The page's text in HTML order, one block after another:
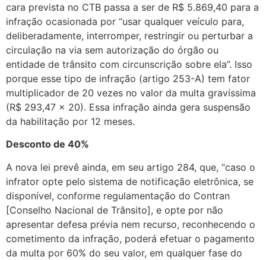
cara prevista no CTB passa a ser de R$ 5.869,40 para a
infração ocasionada por “usar qualquer veículo para,
deliberadamente, interromper, restringir ou perturbar a
circulação na via sem autorização do órgão ou
entidade de trânsito com circunscrição sobre ela”. Isso
porque esse tipo de infração (artigo 253-A) tem fator
multiplicador de 20 vezes no valor da multa gravíssima
(R$ 293,47 x 20). Essa infração ainda gera suspensão
da habilitação por 12 meses.
Desconto de 40%
A nova lei prevê ainda, em seu artigo 284, que, “caso o
infrator opte pelo sistema de notificação eletrônica, se
disponível, conforme regulamentação do Contran
[Conselho Nacional de Trânsito], e opte por não
apresentar defesa prévia nem recurso, reconhecendo o
cometimento da infração, poderá efetuar o pagamento
da multa por 60% do seu valor, em qualquer fase do